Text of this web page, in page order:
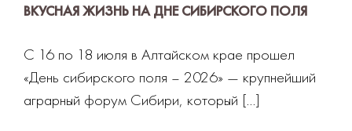
ВКУСНАЯ ЖИЗНЬ НА ДНЕ СИБИРСКОГО ПОЛЯ
С 16 по 18 июля в Алтайском крае прошел
«День сибирского поля – 2026» — крупнейший
аграрный форум Сибири, который […]